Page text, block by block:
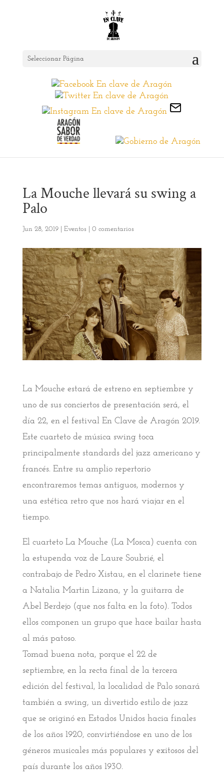
Seleccionar Página
La Mouche llevará su swing a
Palo
Jun 28, 2019| Eventos 0 comentarios
La Mouche estará de estreno en septiembre y
uno de sus conciertos de presentación será, el
día 22, en el festival En Clave de Aragón 2019.
Este cuarteto de música swing toca
principalmente standards del jazz americano y
francés. Entre su amplio repertorio
encontraremos temas antiguos, modernos y
una estética retro que nos hará viajar en el
tiempo.
El cuarteto La Mouche (La Mosca) cuenta con
la estupenda voz de Laure Soubrié, el
contrabajo de Pedro Xistau, en el clarinete tiene
a Natalia Martin Lizana, y la guitarra de
Abel Berdejo (que nos falta en la foto). Todos
ellos componen un grupo que hace bailar hasta
al más patoso.
Tomad buena nota, porque el 22 de
septiembre, en la recta final de la tercera
edición del festival, la localidad de Palo sonará
también a swing, un divertido estilo de jazz
que se originó en Estados Unidos hacia finales
de los años 1920, convirtiéndose en uno de los
géneros musicales más populares y exitosos del
país durante los años 1930.